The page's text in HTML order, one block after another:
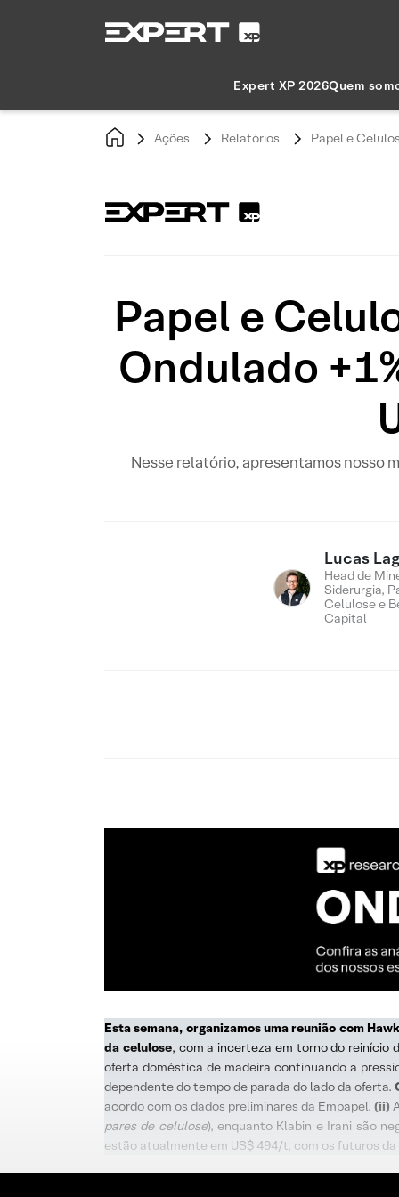
Expert XP 2026Quem
Ações Relatórios Papel e
Papel e
Ondulado
Nesse relatório, apresentamos nosso
Lucas
Head de
Siderurgia,
Celulose e
Capital
Esta semana, organizamos uma reunião com
da celulose, com a incerteza em torno do reinício
oferta doméstica de madeira continuando a
dependente do tempo de parada do lado da oferta.
acordo com os dados preliminares da Empapel.(ii)
pares de celulose), enquanto Klabin e Irani são
estão atualmente em US$ 494/t, com os futuros da